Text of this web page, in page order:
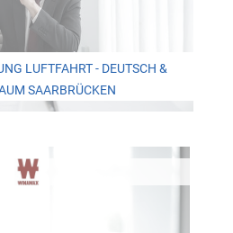
LUFTFAHRT - DEUTSCH &
SAARBRÜCKEN